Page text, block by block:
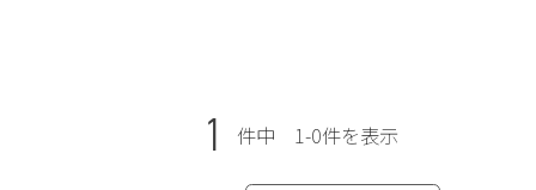
1 件中 1-0件を表示